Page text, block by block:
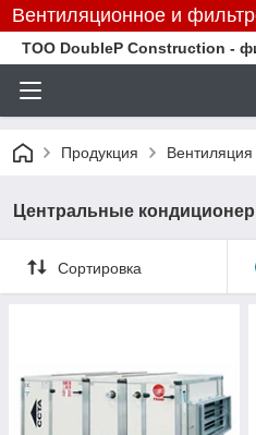
Вентиляционное и
TOO DoubleP Construction -
Продукция Вентиляция
Центральные
Сортировка